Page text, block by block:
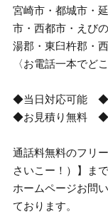
宮崎市・都城市・
市・西都市・えび
湯郡・東臼杵郡・
〈お電話一本でど
◆当日対応可能
◆お見積り無料 ◆
通話料無料のフリ
さいこー！）】ま
ホームページお問
ております。